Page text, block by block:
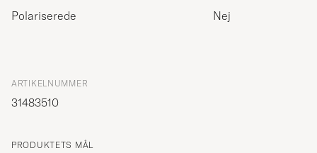
Polariserede
Nej
ARTIKELNUMMER
31483510
PRODUKTETS MÅL